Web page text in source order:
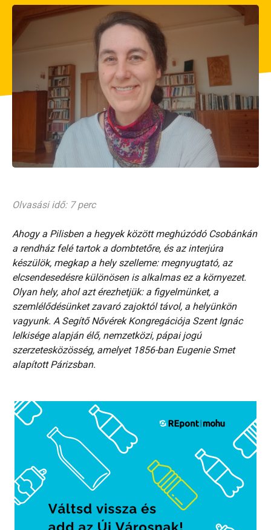
Olvasási idő: 7 perc
Ahogy a Pilisben a hegyek között meghúzódó Csobánkán
a rendház felé tartok a dombtetőre, és az interjúra
készülök, megkap a hely szelleme: megnyugtató, az
elcsendesedésre különösen is alkalmas ez a környezet.
Olyan hely, ahol azt érezhetjük: a figyelmünket, a
szemlélődésünket zavaró zajoktól távol, a helyünkön
vagyunk. A Segítő Nővérek Kongregációja Szent Ignác
lelkisége alapján élő, nemzetközi, pápai jogú
szerzetesközösség, amelyet 1856-ban Eugenie Smet
alapított Párizsban.